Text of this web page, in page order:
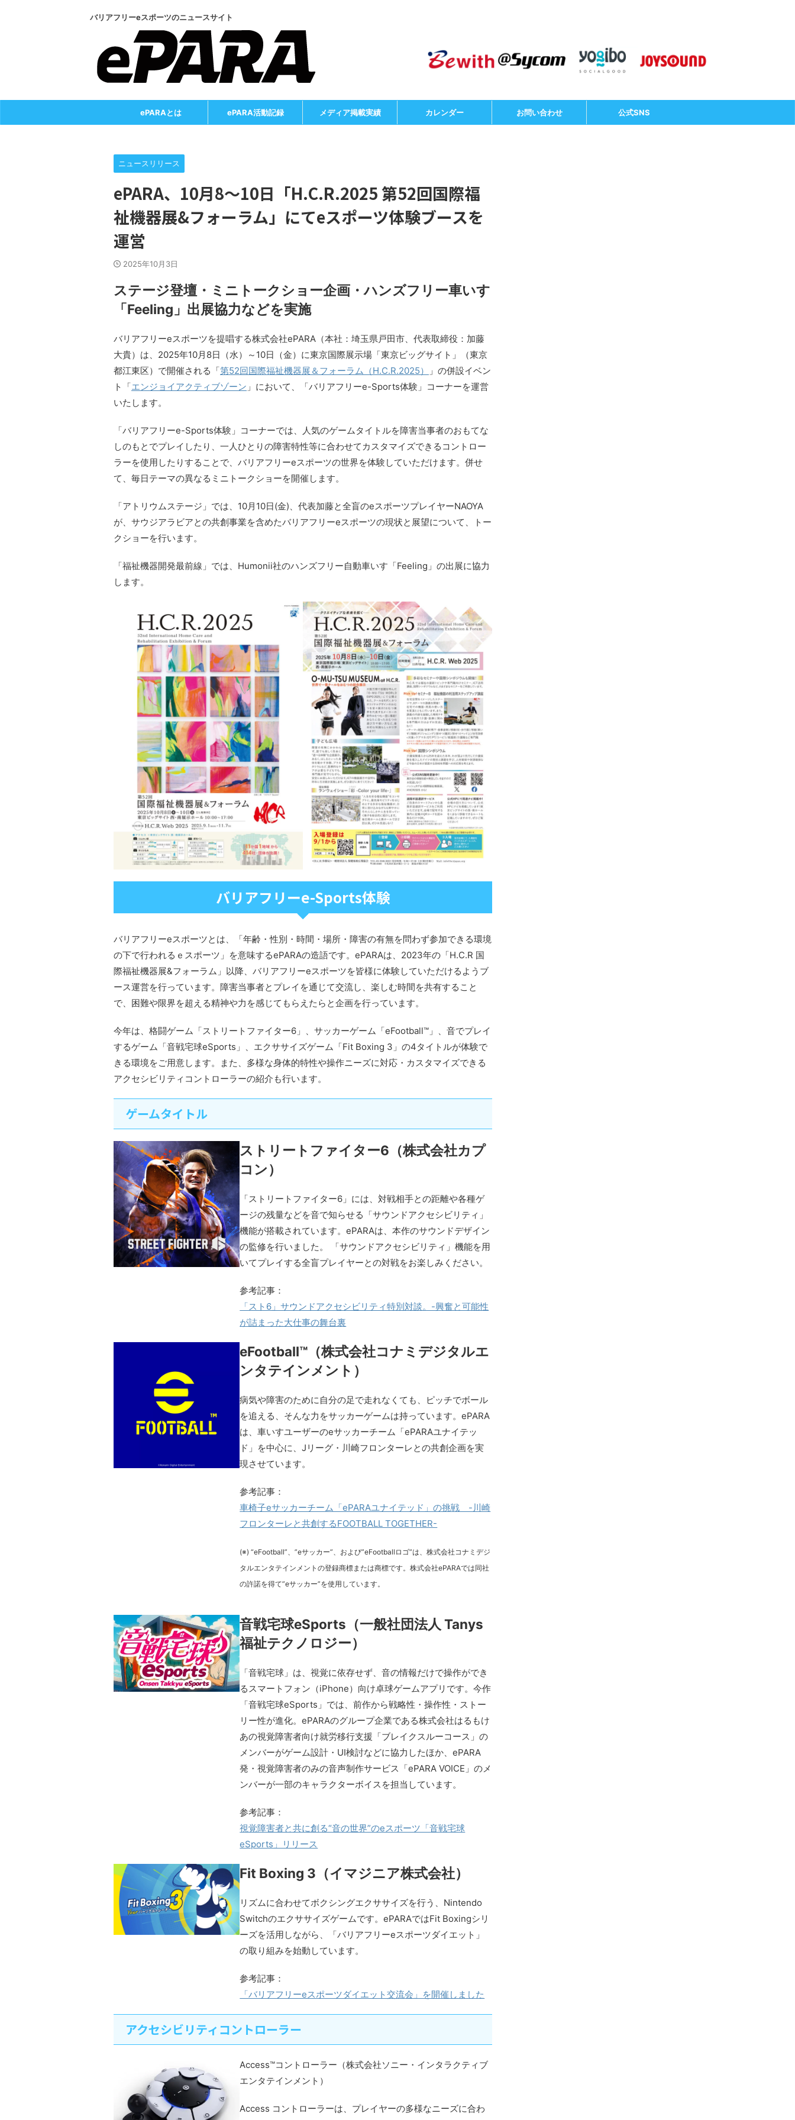
バリアフリーeスポーツのニュースサイト
ePARAとは ePARA活動記録 メディア掲載実績 カレンダー お問い合わせ 公式SNS
ニュースリリース
ePARA、10月8～10日「H.C.R.2025 第52回国際福
祉機器展&フォーラム」にてeスポーツ体験ブースを
運営
2025年10月3日
ステージ登壇・ミニトークショー企画・ハンズフリー車いす
「Feeling」出展協力などを実施
バリアフリーeスポーツを提唱する株式会社ePARA（本社：埼玉県戸田市、代表取締役：加藤
大貴）は、2025年10月8日（水）～10日（金）に東京国際展示場「東京ビッグサイト」（東京
都江東区）で開催される「第52回国際福祉機器展＆フォーラム（H.C.R.2025）
」の併設イベン
ト「エンジョイアクティブゾーン 」において、「バリアフリーe-Sports体験」コーナーを運営
いたします。
「バリアフリーe-Sports体験」コーナーでは、人気のゲームタイトルを障害当事者のおもてな
しのもとでプレイしたり、一人ひとりの障害特性等に合わせてカスタマイズできるコントロー
ラーを使用したりすることで、バリアフリーeスポーツの世界を体験していただけます。併せ
て、毎日テーマの異なるミニトークショーを開催します。
「アトリウムステージ」では、10月10日(金)、代表加藤と全盲のeスポーツプレイヤーNAOYA
が、サウジアラビアとの共創事業を含めたバリアフリーeスポーツの現状と展望について、トー
クショーを行います。
「福祉機器開発最前線」では、Humonii社のハンズフリー自動車いす「Feeling」の出展に協力
します。
バリアフリーe-Sports体験
バリアフリーeスポーツとは、「年齢・性別・時間・場所・障害の有無を問わず参加できる環境
の下で行われるｅスポーツ」を意味するePARAの造語です。ePARAは、2023年の「H.C.R 国
際福祉機器展&フォーラム」以降、バリアフリーeスポーツを皆様に体験していただけるようブ
ース運営を行っています。障害当事者とプレイを通じて交流し、楽しむ時間を共有すること
で、困難や限界を超える精神や力を感じてもらえたらと企画を行っています。
今年は、格闘ゲーム「ストリートファイター6」、サッカーゲーム「eFootball™」、音でプレイ
するゲーム「音戦宅球eSports」、エクササイズゲーム「Fit Boxing 3」の4タイトルが体験で
きる環境をご用意します。また、多様な身体的特性や操作ニーズに対応・カスタマイズできる
アクセシビリティコントローラーの紹介も行います。
ゲームタイトル
ストリートファイター6（株式会社カプ
コン）
「ストリートファイター6」には、対戦相手との距離や各種ゲ
ージの残量などを音で知らせる「サウンドアクセシビリティ」
機能が搭載されています。ePARAは、本作のサウンドデザイン
の監修を行いました。 「サウンドアクセシビリティ」機能を用
いてプレイする全盲プレイヤーとの対戦をお楽しみください。
参考記事：
「スト6」サウンドアクセシビリティ特別対談。-興奮と可能性
が詰まった大仕事の舞台裏
eFootball™️（株式会社コナミデジタルエ
ンタテインメント）
病気や障害のために自分の足で走れなくても、ピッチでボール
を追える、そんな力をサッカーゲームは持っています。ePARA
は、車いすユーザーのeサッカーチーム「ePARAユナイテッ
ド」を中心に、Jリーグ・川崎フロンターレとの共創企画を実
現させています。
参考記事：
車椅子eサッカーチーム「ePARAユナイテッド」の挑戦 -川崎
フロンターレと共創するFOOTBALL TOGETHER-
(※) “eFootball”、”eサッカー”、および”eFootballロゴ”は、株式会社コナミデジ
タルエンタテインメントの登録商標または商標です。株式会社ePARAでは同社
の許諾を得て”eサッカー”を使用しています。
音戦宅球eSports（一般社団法人 Tanys
福祉テクノロジー）
「音戦宅球」は、視覚に依存せず、音の情報だけで操作ができ
るスマートフォン（iPhone）向け卓球ゲームアプリです。今作
「音戦宅球eSports」では、前作から戦略性・操作性・ストー
リー性が進化。ePARAのグループ企業である株式会社はるもけ
あの視覚障害者向け就労移行支援「ブレイクスルーコース」の
メンバーがゲーム設計・UI検討などに協力したほか、ePARA
発・視覚障害者のみの音声制作サービス「ePARA VOICE」のメ
ンバーが一部のキャラクターボイスを担当しています。
参考記事：
視覚障害者と共に創る“音の世界”のeスポーツ「音戦宅球
eSports」リリース
Fit Boxing 3（イマジニア株式会社）
リズムに合わせてボクシングエクササイズを行う、Nintendo
Switchのエクササイズゲームです。ePARAではFit Boxingシリ
ーズを活用しながら、「バリアフリーeスポーツダイエット」
の取り組みを始動しています。
参考記事：
「バリアフリーeスポーツダイエット交流会」を開催しました
アクセシビリティコントローラー
Access™コントローラー（株式会社ソニー・インタラクティブ
エンタテインメント）
Access コントローラーは、プレイヤーの多様なニーズに合わ